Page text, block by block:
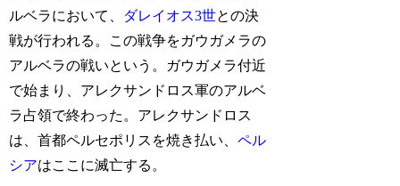
ルベラにおいて、
ダレイオス3世との決
戦が行われる。この戦争をガウガメラの
アルベラの戦いという。ガウガメラ付近
で始まり、アレクサンドロス軍のアルベ
ラ占領で終わった。アレクサンドロス
は、首都ペルセポリスを焼き払い、ペル
シアはここに滅亡する。